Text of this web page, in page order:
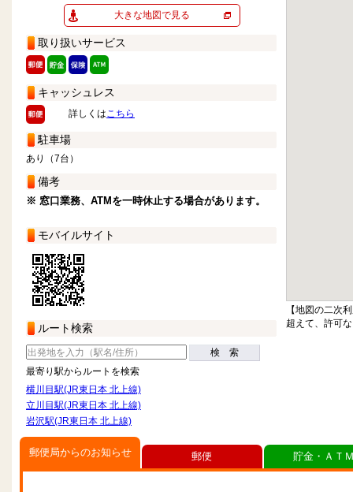
大きな地図で見る
取り扱いサービス
キャッシュレス
詳しくはこちら
駐車場
あり（7台）
備考
※ 窓口業務、ATMを一時休止する場合があります。
モバイルサイト
ルート検索
検 索
最寄り駅からルートを検索
横川目駅(JR東日本 北上線)
立川目駅(JR東日本 北上線)
岩沢駅(JR東日本 北上線)
【地図の二次
超えて、許可
郵便局からのお知らせ 郵便 貯金・ＡＴ